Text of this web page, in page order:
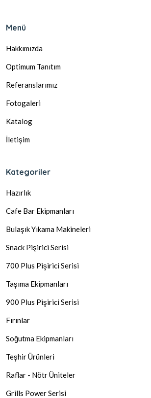
Menü
Hakkımızda
Optimum Tanıtım
Referanslarımız
Fotogaleri
Katalog
İletişim
Kategoriler
Hazırlık
Cafe Bar Ekipmanları
Bulaşık Yıkama Makineleri
Snack Pişirici Serisi
700 Plus Pişirici Serisi
Taşıma Ekipmanları
900 Plus Pişirici Serisi
Fırınlar
Soğutma Ekipmanları
Teşhir Ürünleri
Raflar - Nötr Üniteler
Grills Power Serisi